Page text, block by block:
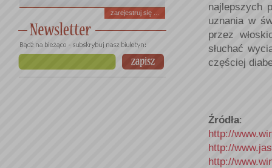
zarejestruj się ...
najlepszych
uznania w
przez
słuchać
częściej
Źródła:
http://
http://
http://